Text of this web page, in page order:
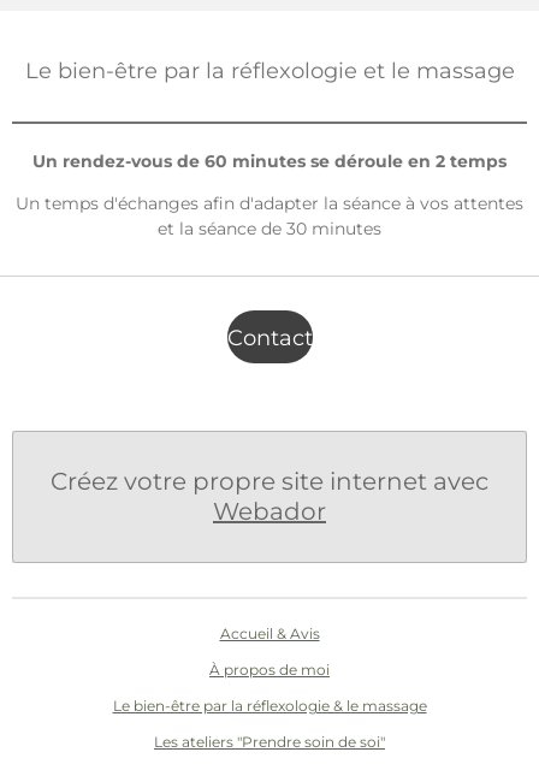
Le bien-être par la réflexologie et le massage
Un rendez-vous de 60 minutes se déroule en 2 temps
Un temps d'échanges afin d'adapter la séance à vos attentes
et la séance de 30 minutes
Contact
Créez votre propre site internet avec
Webador
Accueil & Avis
À propos de moi
Le bien-être par la réflexologie & le massage
Les ateliers "Prendre soin de soi"